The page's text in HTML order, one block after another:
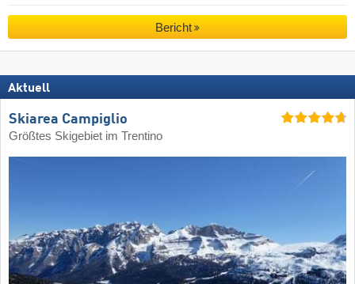
Bericht
Aktuell
Skiarea Campiglio
Größtes Skigebiet im Trentino